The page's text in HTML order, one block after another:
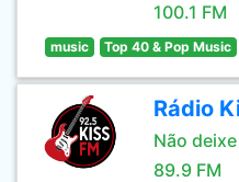
100.1 FM
music Top 40 & Pop Music
Rádio
Não
89.9 FM